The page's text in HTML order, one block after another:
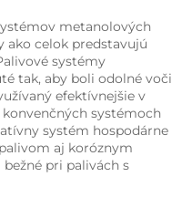
metanolových
ako celok predstavujú
systémy
tak, aby boli odolné voči
efektívnejšie v
systémoch
systém hospodárne
aj koróznym
pri palivách s